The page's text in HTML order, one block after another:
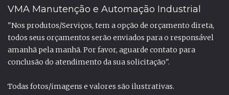
VMA Manutenção e Automação Industrial
"Nos produtos/Serviços, tem a opção de orçamento direta,
todos seus orçamentos serão enviados para o responsável
amanhã pela manhã. Por favor, aguarde contato para
conclusão do atendimento da sua solicitação".
Todas fotos/imagens e valores são ilustrativas.